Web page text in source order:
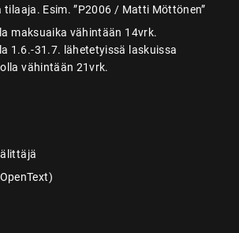
tilaaja. Esim. ”P2006 / Matti Möttönen”
maksuaika vähintään 14vrk.
1.6.-31.7. lähetetyissä laskuissa
vähintään 21vrk.